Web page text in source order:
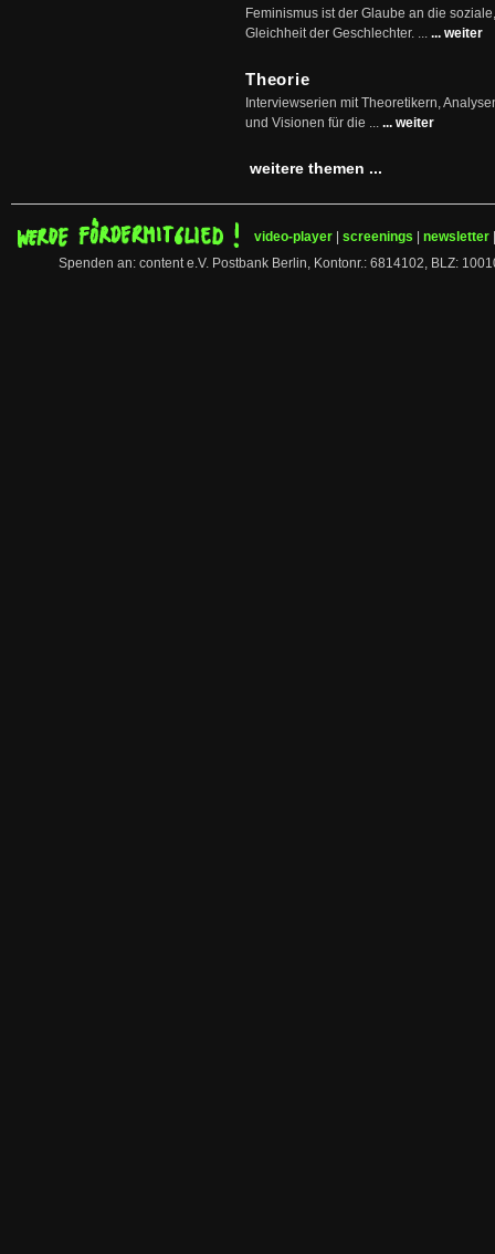
Feminismus ist der Glaube an die
Gleichheit der Geschlechter. ... ... weiter
Theorie
Interviewserien mit Theoretikern,
und Visionen für die ... ... weiter
weitere themen ...
video-player screenings newsletter
Spenden an: content e.V. Postbank Berlin, Kontonr.: 6814102, BLZ: